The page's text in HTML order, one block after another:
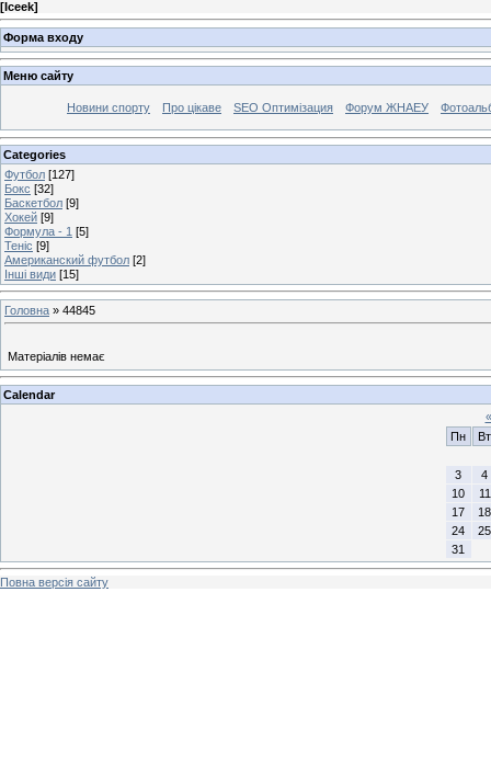
[Iceek]
Форма входу
Меню сайту
Новини спорту Про цікаве SEO Оптимізация Форум ЖНАЕУ
Categories
Футбол [127]
Бокс [32]
Баскетбол [9]
Хокей [9]
Формула - 1 [5]
Теніс [9]
Американский футбол [2]
Інші види [15]
Головна » 44845
Матеріалів немає
Calendar
«
Пн
Вт
3
4
10
11
17
18
24
25
31
Повна версія сайту